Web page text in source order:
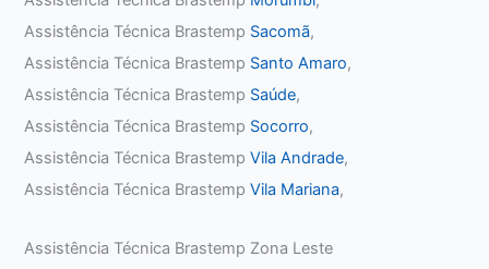
Assistência Técnica Brastemp Sacomã,
Assistência Técnica Brastemp Santo Amaro,
Assistência Técnica Brastemp Saúde,
Assistência Técnica Brastemp Socorro,
Assistência Técnica BrastempVila Andrade,
Assistência Técnica BrastempVila Mariana,
Assistência Técnica Brastemp Zona Leste